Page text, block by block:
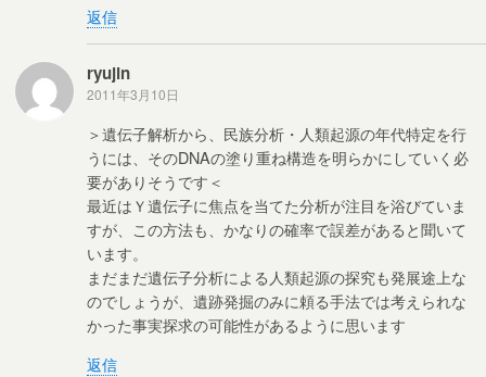
返信
ryujin
2011年3月10日
＞遺伝子解析から、民族分析・人類起源の年代特定を行
うには、そのDNAの塗り重ね構造を明らかにしていく必
要がありそうです＜
最近はＹ遺伝子に焦点を当てた分析が注目を浴びていま
すが、この方法も、かなりの確率で誤差があると聞いて
います。
まだまだ遺伝子分析による人類起源の探究も発展途上な
のでしょうが、遺跡発掘のみに頼る手法では考えられな
かった事実探求の可能性があるように思います
返信